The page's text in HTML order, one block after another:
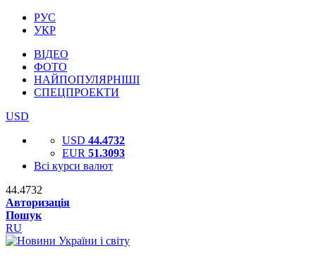
РУС
УКР
ВІДЕО
ФОТО
НАЙПОПУЛЯРНІШІ
СПЕЦПРОЕКТИ
USD
USD 44.4732
EUR 51.3093
Всі курси валют
44.4732
Авторизація
Пошук
RU